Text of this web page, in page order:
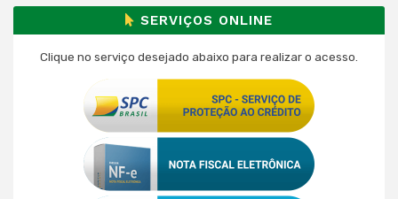
SERVIÇOS ONLINE
Clique no serviço desejado abaixo para realizar o acesso.